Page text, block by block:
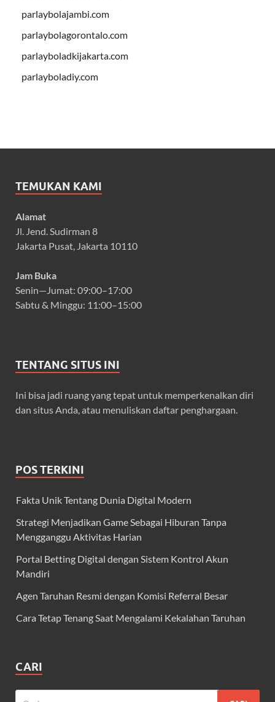
parlaybolajambi.com
parlaybolagorontalo.com
parlayboladkijakarta.com
parlayboladiy.com
TEMUKAN KAMI
Alamat
Jl. Jend. Sudirman 8
Jakarta Pusat, Jakarta 10110
Jam Buka
Senin—Jumat: 09:00–17:00
Sabtu & Minggu: 11:00–15:00
TENTANG SITUS INI
Ini bisa jadi ruang yang tepat untuk memperkenalkan diri
dan situs Anda, atau menuliskan daftar penghargaan.
POS TERKINI
Fakta Unik Tentang Dunia Digital Modern
Strategi Menjadikan Game Sebagai Hiburan Tanpa
Mengganggu Aktivitas Harian
Portal Betting Digital dengan Sistem Kontrol Akun
Mandiri
Agen Taruhan Resmi dengan Komisi Referral Besar
Cara Tetap Tenang Saat Mengalami Kekalahan Taruhan
CARI